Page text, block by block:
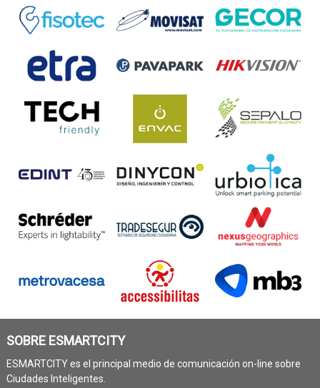
SOBRE ESMARTCITY
ESMARTCITY es el principal medio de comunicación on-line sobre
Ciudades Inteligentes.